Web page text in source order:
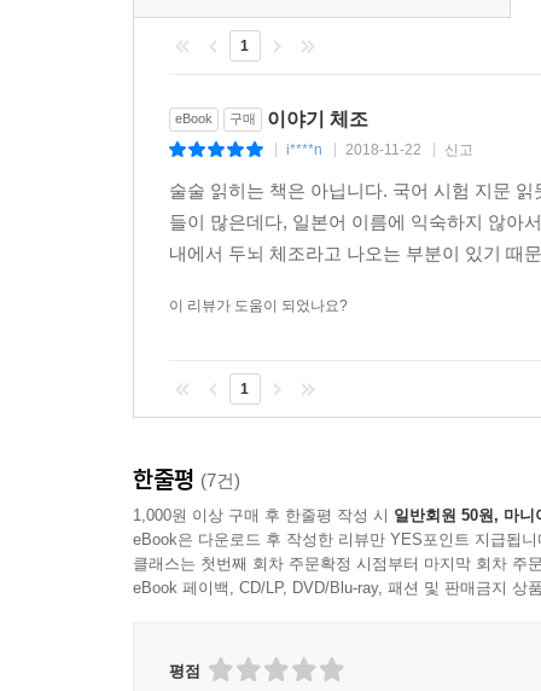
오늘날 블로그나 소셜미디어에는 개인의 이야
‘이야기의 구조’에 따라 이야기를 써볼 것을 제안
1
eBook 구매 이야기 체조
i****n 2018-11-22 신고
술술 읽히는 책은 아닙니다. 국어 시험 지문
들이 많은데다, 일본어 이름에 익숙하지 않아
내에서 두뇌 체조라고 나오는 부분이 있기 때
이 리뷰가 도움이 되었나요?
1
한줄평 (7건)
1,000원 이상 구매 후 한줄평 작성 시 일반회원 50원, 마니
eBook은 다운로드 후 작성한 리뷰만 YES포인트 지급됩니
클래스는 첫번째 회차 주문확정 시점부터 마지막 회차 주
eBook 페이백, CD/LP, DVD/Blu-ray, 패션 및 판매금지 상
평점